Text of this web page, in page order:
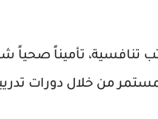
تنافسية، تأميناً صحياً
من خلال دورات